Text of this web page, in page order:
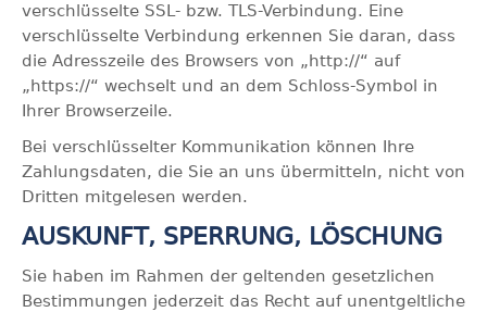
verschlüsselte SSL- bzw. TLS-Verbindung. Eine
verschlüsselte Verbindung erkennen Sie daran, dass
die Adresszeile des Browsers von „http://“ auf
„https://“ wechselt und an dem Schloss-Symbol in
Ihrer Browserzeile.
Bei verschlüsselter Kommunikation können Ihre
Zahlungsdaten, die Sie an uns übermitteln, nicht von
Dritten mitgelesen werden.
AUSKUNFT, SPERRUNG, LÖSCHUNG
Sie haben im Rahmen der geltenden gesetzlichen
Bestimmungen jederzeit das Recht auf unentgeltliche